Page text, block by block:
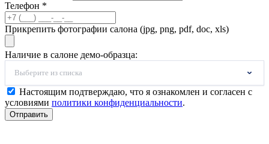
Телефон *
Прикрепить фотографии салона (jpg, png, pdf, doc, xls)
Наличие в салоне демо-образца:
Выберите из списка
Настоящим подтверждаю, что я ознакомлен и согласен с
условиями политики конфиденциальности.
Отправить